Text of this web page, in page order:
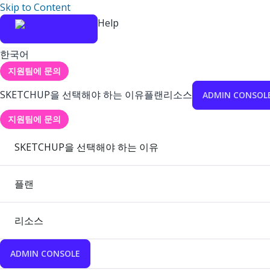
Skip to Content
Help
한국어
지원팀에 문의
SKETCHUP을 선택해야 하는 이유플랜리소스 ADMIN
지원팀에 문의
SKETCHUP을 선택해야 하는 이유
플랜
리소스
ADMIN CONSOLE